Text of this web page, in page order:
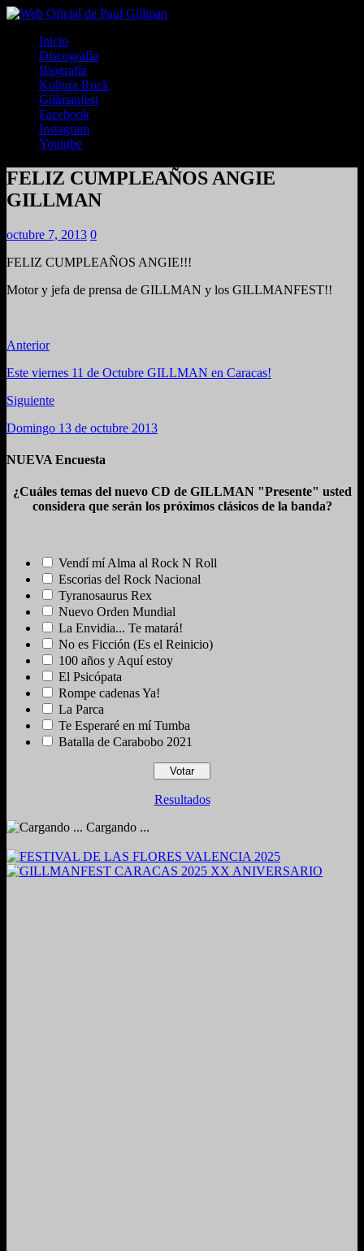
Inicio
Discografía
Biografía
Kultura Rock
Gillmanfest
Facebook
Instagram
Youtube
FELIZ CUMPLEAÑOS ANGIE
GILLMAN
octubre 7, 2013 0
FELIZ CUMPLEAÑOS ANGIE!!!
Motor y jefa de prensa de GILLMAN y los GILLMANFEST!!
Anterior
Este viernes 11 de Octubre GILLMAN en Caracas!
Siguiente
Domingo 13 de octubre 2013
NUEVA Encuesta
¿Cuáles temas del nuevo CD de GILLMAN "Presente" usted
considera que serán los próximos clásicos de la banda?
Vendí mí Alma al Rock N Roll
Escorias del Rock Nacional
Tyranosaurus Rex
Nuevo Orden Mundial
La Envidia... Te matará!
No es Ficción (Es el Reinicio)
100 años y Aquí estoy
El Psicópata
Rompe cadenas Ya!
La Parca
Te Esperaré en mí Tumba
Batalla de Carabobo 2021
Resultados
Cargando ...